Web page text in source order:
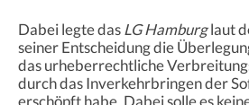
Dabei legte dasLG Hamburglaut
seiner Entscheidung die
das urheberrechtliche
durch das Inverkehrbringen der
erschöpft habe. Dabei solle es